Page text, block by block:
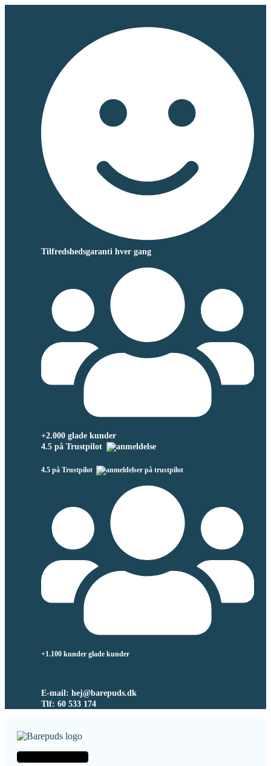
Tilfredshedsgaranti hver gang
+2.000 glade kunder
4.5 på Trustpilot
4.5 på Trustpilot
+1.100 kunder glade kunder
E-mail: hej@barepuds.dk
Tlf: 60 533 174